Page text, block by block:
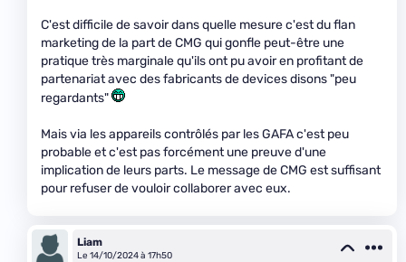
C'est difficile de savoir dans quelle mesure c'est du flan
marketing de la part de CMG qui gonfle peut-être une
pratique très marginale qu'ils ont pu avoir en profitant de
partenariat avec des fabricants de devices disons "peu
regardants"
Mais via les appareils contrôlés par les GAFA c'est peu
probable et c'est pas forcément une preuve d'une
implication de leurs parts. Le message de CMG est suffisant
pour refuser de vouloir collaborer avec eux.
Liam
Le 14/10/2024 à 17h50